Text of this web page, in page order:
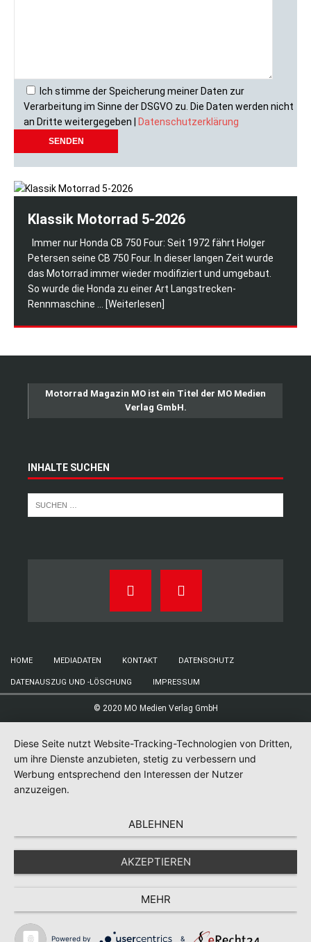
Ich stimme der Speicherung meiner Daten zur
Verarbeitung im Sinne der DSGVO zu. Die Daten werden nicht
an Dritte weitergegeben |
Datenschutzerklärung
Klassik Motorrad 5-2026
Immer nur Honda CB 750 Four: Seit 1972 fährt Holger
Petersen seine CB 750 Four. In dieser langen Zeit wurde
das Motorrad immer wieder modifiziert und umgebaut.
So wurde die Honda zu einer Art Langstrecken-
Rennmaschine
... [Weiterlesen]
Motorrad Magazin MO ist ein Titel der MO Medien
Verlag GmbH.
INHALTE SUCHEN
HOME MEDIADATEN KONTAKT DATENSCHUTZ
DATENAUSZUG UND -LÖSCHUNG IMPRESSUM
© 2020 MO Medien Verlag GmbH
Diese Seite nutzt Website-Tracking-Technologien von Dritten,
um ihre Dienste anzubieten, stetig zu verbessern und
Werbung entsprechend den Interessen der Nutzer
anzuzeigen.
ABLEHNEN
AKZEPTIEREN
MEHR
Powered by &